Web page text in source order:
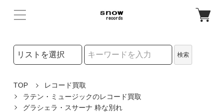
検索リストの選択
検索
TOP
レコード買取
ラテン・ミュージックのレコード買取
グラシェラ・スサーナ 粋な別れ